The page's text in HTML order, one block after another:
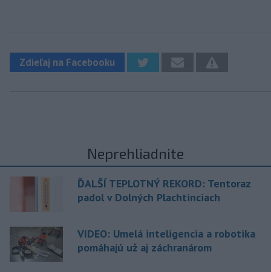
Zdieľaj na Facebooku
Neprehliadnite
ĎALŠÍ TEPLOTNÝ REKORD: Tentoraz
padol v Dolných Plachtinciach
VIDEO: Umelá inteligencia a robotika
pomáhajú už aj záchranárom